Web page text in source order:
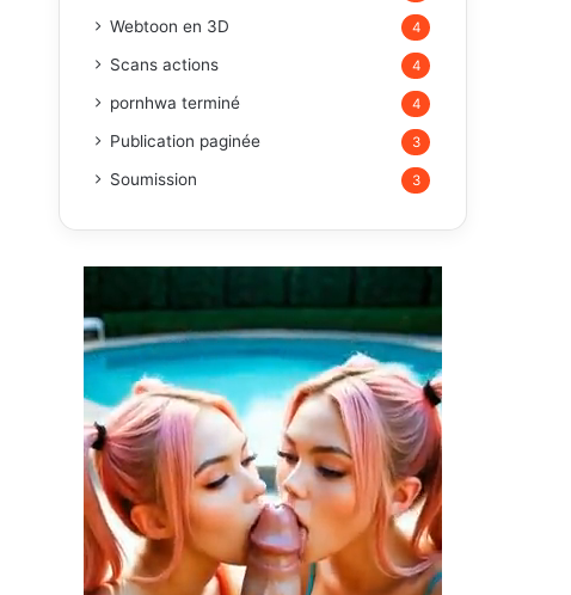
Webtoon en 3D 4
Scans actions 4
pornhwa terminé 4
Publication paginée 3
Soumission 3